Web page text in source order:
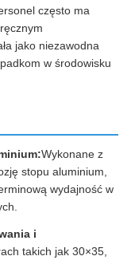
często ma
jako niezawodna
w środowisku
Wykonane z
stopu aluminium,
wydajność w
i
takich jak 30×35,